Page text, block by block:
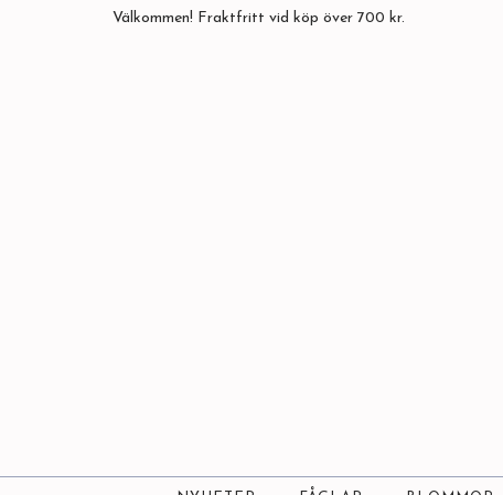
Välkommen! Fraktfritt vid köp över 700 kr.